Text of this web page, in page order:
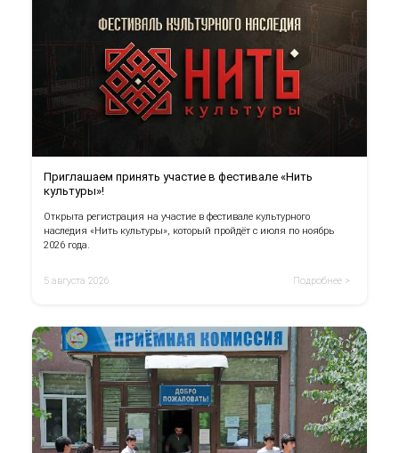
Приглашаем принять участие в фестивале «Нить
культуры»!
Открыта регистрация на участие в фестивале культурного
наследия «Нить культуры», который пройдёт с июля по ноябрь
2026 года.
5 августа 2026 Подробнее >